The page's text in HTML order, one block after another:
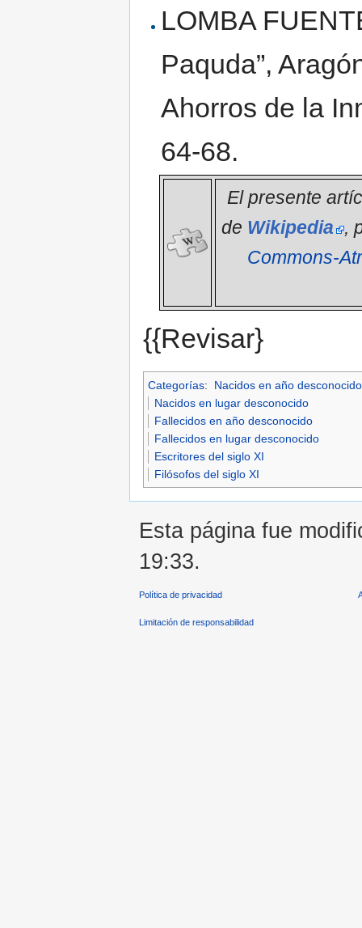
LOMBA
Paquda”,
Ahorros de la
64-68.
El presente
de Wikipedia ,
Commons-
{{Revisar}
Categorías:
Nacidos en año desconocido
Nacidos en lugar desconocido
Fallecidos en año desconocido
Fallecidos en lugar desconocido
Escritores del siglo XI
Filósofos del siglo XI
Esta página fue
19:33.
Política de privacidad
Limitación de responsabilidad